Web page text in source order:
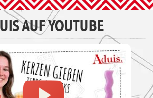
AUF YOUTUBE